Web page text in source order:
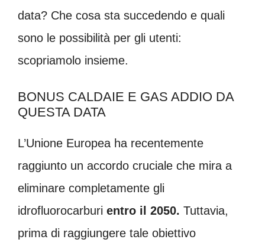
data? Che cosa sta succedendo e quali
sono le possibilità per gli utenti:
scopriamolo insieme.
BONUS CALDAIE E GAS ADDIO DA
QUESTA DATA
L’Unione Europea ha recentemente
raggiunto un accordo cruciale che mira a
eliminare completamente gli
idrofluorocarburi entro il 2050. Tuttavia,
prima di raggiungere tale obiettivo